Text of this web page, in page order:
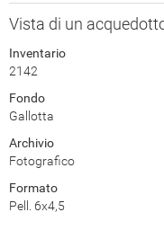
Vista di un
Inventario
2142
Fondo
Gallotta
Archivio
Fotografico
Formato
Pell. 6x4,5